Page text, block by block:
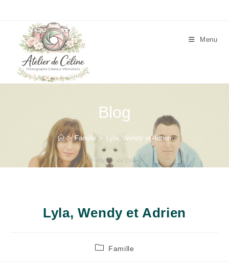
Menu
Blog
> Famille > Lyla, Wendy et Adrien
Lyla, Wendy et Adrien
PostFamille